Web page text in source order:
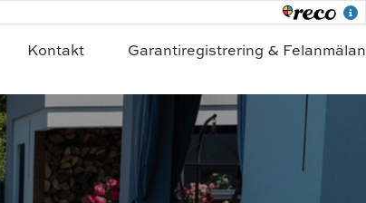
Kontakt Garantiregistrering & Felanmälan